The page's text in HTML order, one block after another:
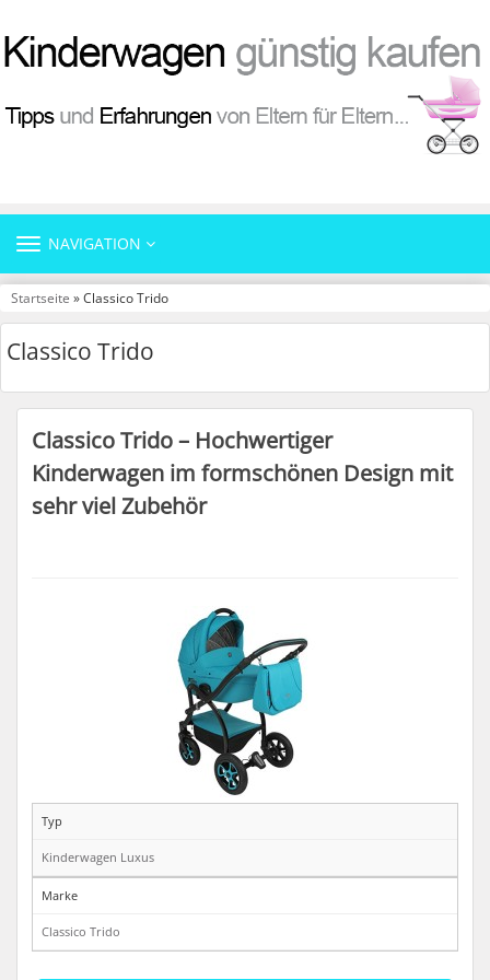
TOGGLE
NAVIGATION
Startseite » Classico Trido
Classico Trido
Classico Trido – Hochwertiger
Kinderwagen im formschönen Design mit
sehr viel Zubehör
Typ
Kinderwagen Luxus
Marke
Classico Trido